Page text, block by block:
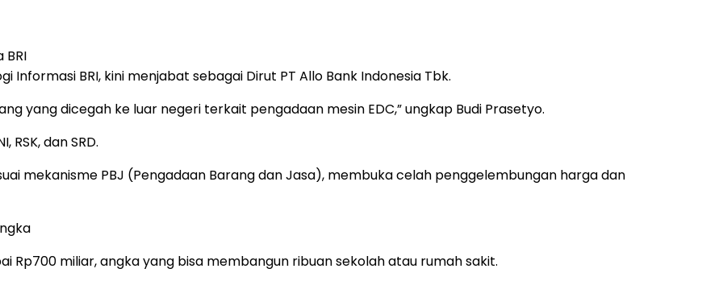
BRI
BRI, kini menjabat sebagai Dirut PT Allo Bank Indonesia Tbk.
yang dicegah ke luar negeri terkait pengadaan mesin EDC,” ungkap Budi Prasetyo.
RSK, dan SRD.
mekanisme PBJ (Pengadaan Barang dan Jasa), membuka celah penggelembungan harga dan
Rp700 miliar, angka yang bisa membangun ribuan sekolah atau rumah sakit.